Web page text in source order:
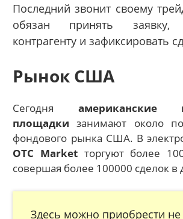
Последний звонит своему
обязан принять заявку,
контрагенту и зафиксировать
Рынок США
Сегодня американские
площадки занимают около
фондового рынка США. В
OTC Marketторгуют более
совершая более 100000 сделок в
Здесь можно приобрести не